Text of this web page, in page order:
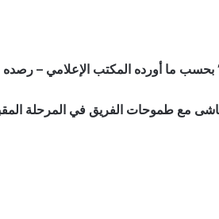
بحسب ما أورده المكتب الإعلامي –
مع طموحات الفريق في المرحلة
الهبوط والصعود